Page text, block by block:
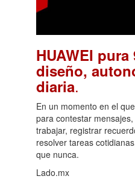
HUAWEI
diseño,
diaria.
En un momento en el
para contestar
trabajar, registrar
resolver tareas
que nunca.
Lado.mx